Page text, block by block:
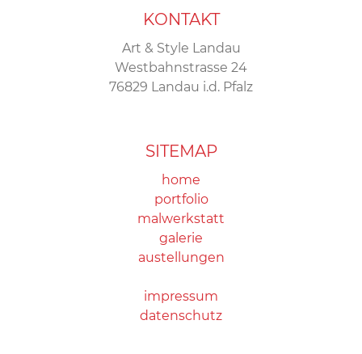
KONTAKT
Art & Style Landau
Westbahnstrasse 24
76829 Landau i.d. Pfalz
SITEMAP
home
portfolio
malwerkstatt
galerie
austellungen
impressum
datenschutz